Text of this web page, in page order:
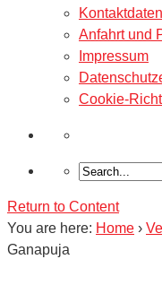
Kontaktdaten
Anfahrt und
Impressum
Cookie-
Return to Content
You are here: Home ›
Ganapuja